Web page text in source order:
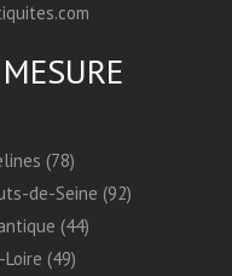
(78)
de-Seine (92)
(44)
(49)